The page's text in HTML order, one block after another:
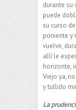
durante su
puede
su curso
poniente y
vuelve,
allí le
horizonte,
Viejo ya,
y tullido
La